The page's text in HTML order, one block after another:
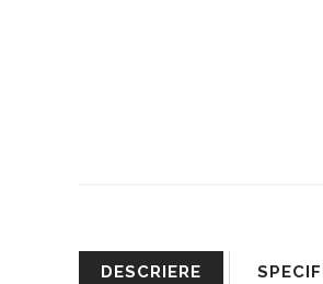
DESCRIERE